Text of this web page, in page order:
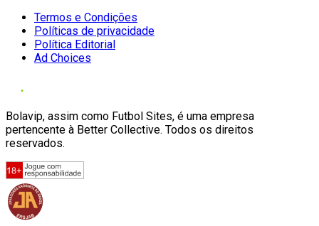
Termos e Condições
Políticas de privacidade
Política Editorial
Ad Choices
Bolavip, assim como Futbol Sites, é uma empresa
pertencente à Better Collective. Todos os direitos
reservados.